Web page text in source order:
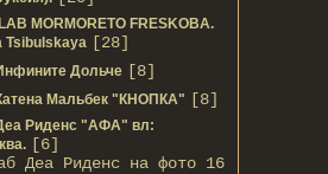
MORMORETO FRESKOBA.
Tsibulskaya [28]
Дольче [8]
Мальбек "КНОПКА" [8]
Риденс "АФА" вл:
[6]
Деа Риденс на фото 16